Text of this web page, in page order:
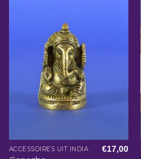
ACCESSOIRES UIT INDIA €17,00